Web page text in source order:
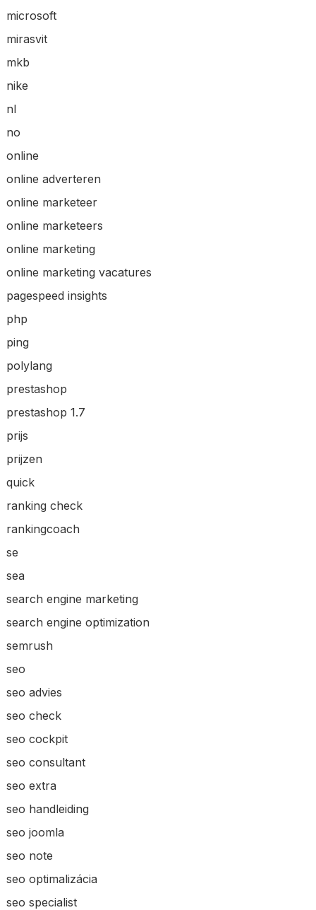
microsoft
mirasvit
mkb
nike
nl
no
online
online adverteren
online marketeer
online marketeers
online marketing
online marketing vacatures
pagespeed insights
php
ping
polylang
prestashop
prestashop 1.7
prijs
prijzen
quick
ranking check
rankingcoach
se
sea
search engine marketing
search engine optimization
semrush
seo
seo advies
seo check
seo cockpit
seo consultant
seo extra
seo handleiding
seo joomla
seo note
seo optimalizácia
seo specialist